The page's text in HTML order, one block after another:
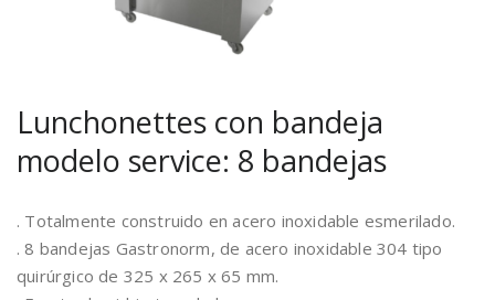
Lunchonettes con bandeja
modelo service: 8 bandejas
. Totalmente construido en acero inoxidable esmerilado.
. 8 bandejas Gastronorm, de acero inoxidable 304 tipo
quirúrgico de 325 x 265 x 65 mm.